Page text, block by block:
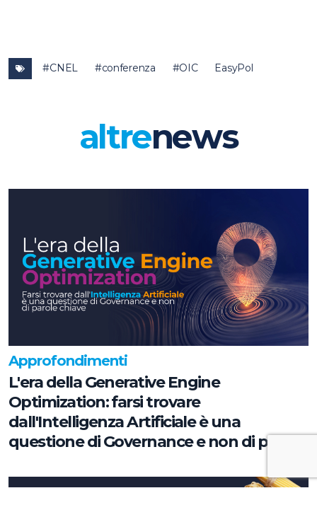
#CNEL #conferenza #OIC EasyPol
altrenews
Approfondimenti
L'era della Generative Engine
Optimization: farsi trovare
dall'Intelligenza Artificiale è una
questione di Governance e non di parole